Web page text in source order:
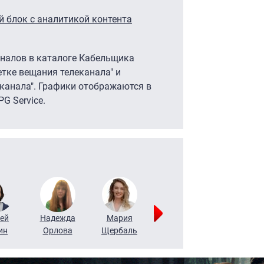
с аналитикой контента
в каталоге Кабельщика
вещания телеканала" и
Графики отображаются в
Service.
Надежда
Орлова
Мария
Щербаль